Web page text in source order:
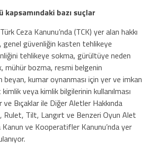
kapsamındaki bazı suçlar
Ceza Kanunu’nda (TCK) yer alan hakkı
güvenliğin kasten tehlikeye
tehlikeye sokma, gürültüye neden
mühür bozma, resmi belgenin
kumar oynanması için yer ve imkan
veya kimlik bilgilerinin kullanılması
Bıçaklar ile Diğer Aletler Hakkında
Rulet, Tilt, Langırt ve Benzeri Oyun Alet
Kanun ve Kooperatifler Kanunu’nda yer